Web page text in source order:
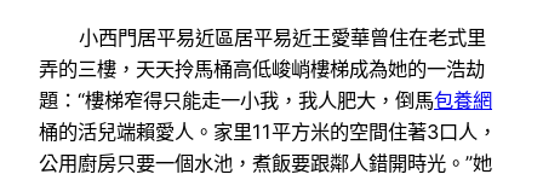
小西門居平易近區居平易近王愛華曾住在老式里
弄的三樓，天天拎馬桶高低峻峭樓梯成為她的一浩劫
題：“樓梯窄得只能走一小我，我人肥大，倒馬包養網
桶的活兒端賴愛人。家里11平方米的空間住著3口人，
公用廚房只要一個水池，煮飯要跟鄰人錯開時光。”她